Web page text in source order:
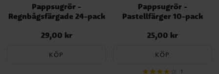
Pappsugrör -
Regnbågsfärgade 24-pack
Pris:29,00 kr
29,00 kr
KÖP
Pappsugrör -
Pastellfärger 10-pack
Pris:25,00 kr
25,00 kr
KÖP
1